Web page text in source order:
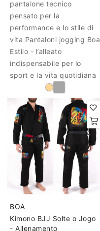
pantalone tecnico
pensato per la
performance e lo stile di
vita Pantaloni jogging Boa
Estilo - l’alleato
indispensabile per lo
sport e la vita quotidiana
BOA
Kimono BJJ Solte o Jogo
- Allenamento